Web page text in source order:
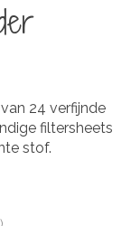
24 verfijnde
filtersheets
stof.